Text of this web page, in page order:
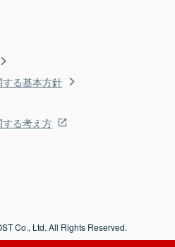
る基本方針
る考え方
Co., Ltd. All Rights Reserved.